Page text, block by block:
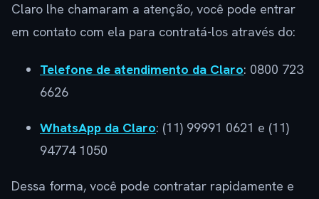
Claro lhe chamaram a atenção, você pode entrar
em contato com ela para contratá-los através do:
Telefone de atendimento da Claro: 0800 723
6626
WhatsApp da Claro: (11) 99991 0621 e (11)
94774 1050
Dessa forma, você pode contratar rapidamente e